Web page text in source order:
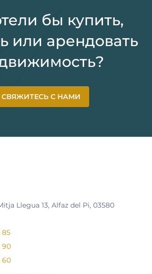
бы купить,
или арендовать
СВЯЖИТЕСЬ С НАМИ
Llegua 13, Alfaz del Pi, 03580
85
90
60